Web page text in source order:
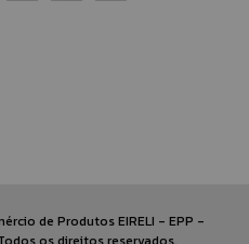
de Produtos EIRELI - EPP -